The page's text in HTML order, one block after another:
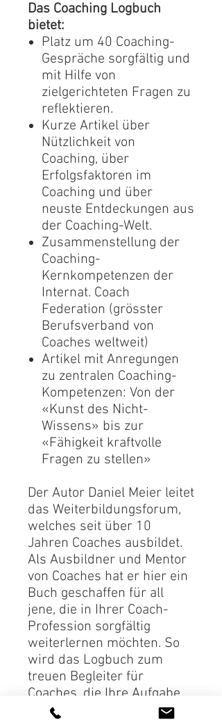
Das Coaching Logbuch
bietet:
Platz um 40 Coaching-
Gespräche sorgfältig und
mit Hilfe von
zielgerichteten Fragen zu
reflektieren.
Kurze Artikel über
Nützlichkeit von
Coaching, über
Erfolgsfaktoren im
Coaching und über
neuste Entdeckungen aus
der Coaching-Welt.
Zusammenstellung der
Coaching-
Kernkompetenzen der
Internat. Coach
Federation (grösster
Berufsverband von
Coaches weltweit)
Artikel mit Anregungen
zu zentralen Coaching-
Kompetenzen: Von der
«Kunst des Nicht-
Wissens» bis zur
«Fähigkeit kraftvolle
Fragen zu stellen»
Der Autor Daniel Meier leitet
das Weiterbildungsforum,
welches seit über 10
Jahren Coaches ausbildet.
Als Ausbildner und Mentor
von Coaches hat er hier ein
Buch geschaffen für all
jene, die in Ihrer Coach-
Profession sorgfältig
weiterlernen möchten. So
wird das Logbuch zum
treuen Begleiter für
Coaches, die Ihre Aufgabe
professionell angehen